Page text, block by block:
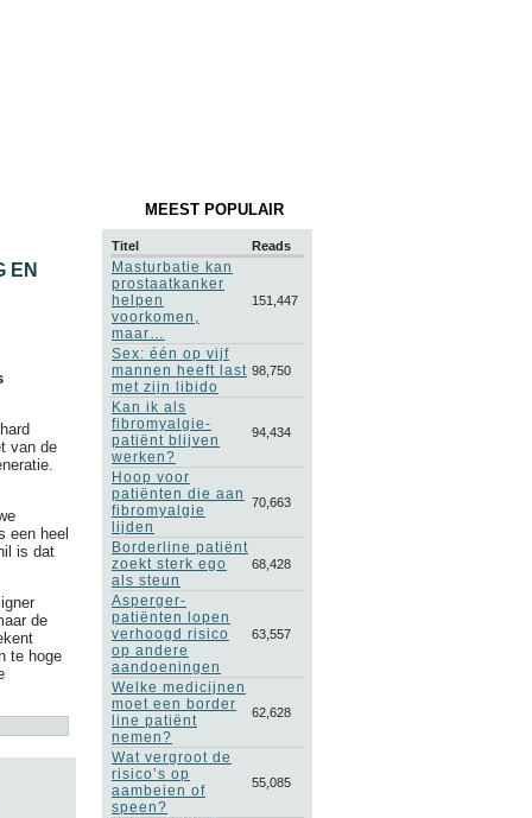
EN
van de
een heel
is dat
de
te hoge
MEEST POPULAIR
Titel Reads
Masturbatie kan
prostaatkanker
helpen
voorkomen,
maar…
151,447
Sex: één op vijf
mannen heeft last
met zijn libido
98,750
Kan ik als
fibromyalgie-
patiënt blijven
werken?
94,434
Hoop voor
patiënten die aan
fibromyalgie
lijden
70,663
Borderline patiënt
zoekt sterk ego
als steun
68,428
Asperger-
patiënten lopen
verhoogd risico
op andere
aandoeningen
63,557
Welke medicijnen
moet een border
line patiënt
nemen?
62,628
Wat vergroot de
risico’s op
aambeien of
speen?
55,085